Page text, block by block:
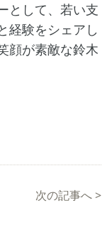
として、若い支
経験をシェアし
顔が素敵な鈴木
次の記事へ>